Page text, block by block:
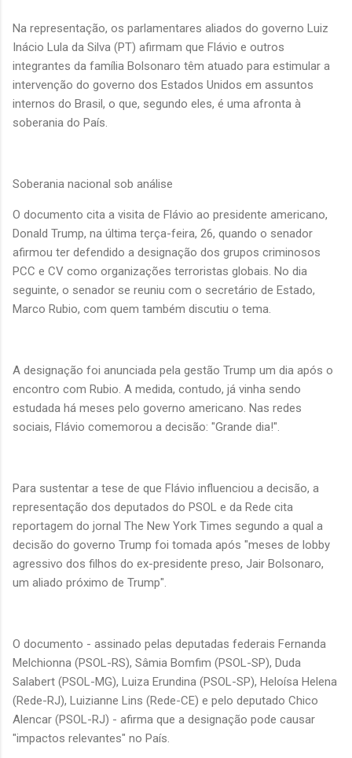
Na representação, os parlamentares aliados do governo Luiz
Inácio Lula da Silva (PT) afirmam que Flávio e outros
integrantes da família Bolsonaro têm atuado para estimular a
intervenção do governo dos Estados Unidos em assuntos
internos do Brasil, o que, segundo eles, é uma afronta à
soberania do País.
Soberania nacional sob análise
O documento cita a visita de Flávio ao presidente americano,
Donald Trump, na última terça-feira, 26, quando o senador
afirmou ter defendido a designação dos grupos criminosos
PCC e CV como organizações terroristas globais. No dia
seguinte, o senador se reuniu com o secretário de Estado,
Marco Rubio, com quem também discutiu o tema.
A designação foi anunciada pela gestão Trump um dia após o
encontro com Rubio. A medida, contudo, já vinha sendo
estudada há meses pelo governo americano. Nas redes
sociais, Flávio comemorou a decisão: "Grande dia!".
Para sustentar a tese de que Flávio influenciou a decisão, a
representação dos deputados do PSOL e da Rede cita
reportagem do jornal The New York Times segundo a qual a
decisão do governo Trump foi tomada após "meses de lobby
agressivo dos filhos do ex-presidente preso, Jair Bolsonaro,
um aliado próximo de Trump".
O documento - assinado pelas deputadas federais Fernanda
Melchionna (PSOL-RS), Sâmia Bomfim (PSOL-SP), Duda
Salabert (PSOL-MG), Luiza Erundina (PSOL-SP), Heloísa Helena
(Rede-RJ), Luizianne Lins (Rede-CE) e pelo deputado Chico
Alencar (PSOL-RJ) - afirma que a designação pode causar
"impactos relevantes" no País.